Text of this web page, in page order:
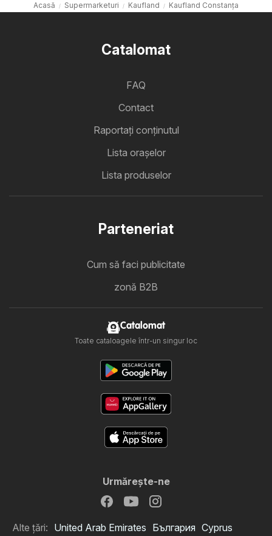
Acasă Supermarketuri Kaufland Kaufland Constanța
Catalomat
FAQ
Contact
Raportați conținutul
Lista oraşelor
Lista produselor
Parteneriat
Cum să faci publicitate
zonă B2B
Catalomat
Toate cataloagele într-un singur loc
Urmăreşte-ne
Alte țări: United Arab Emirates България Cyprus